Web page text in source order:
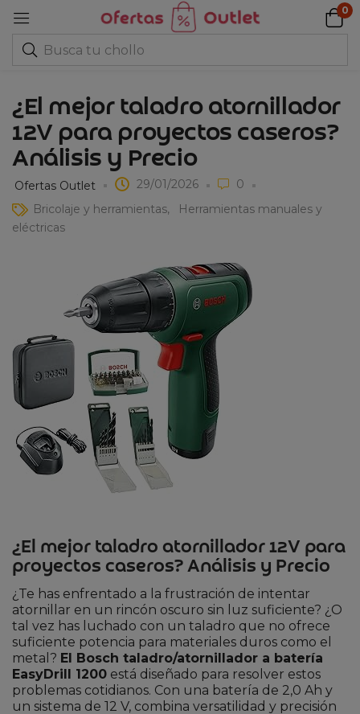
0
¿El mejor taladro atornillador
12V para proyectos caseros?
Análisis y Precio
Ofertas Outlet 29/01/2026
0
Bricolaje y herramientas
Herramientas manuales y
eléctricas
¿El mejor taladro atornillador 12V para
proyectos caseros? Análisis y Precio
¿Te has enfrentado a la frustración de intentar
atornillar en un rincón oscuro sin luz suficiente? ¿O
tal vez has luchado con un taladro que no ofrece
suficiente potencia para materiales duros como el
metal? El Bosch taladro/atornillador a batería
EasyDrill 1200 está diseñado para resolver estos
problemas cotidianos. Con una batería de 2,0 Ah y
un sistema de 12 V, combina versatilidad y precisión